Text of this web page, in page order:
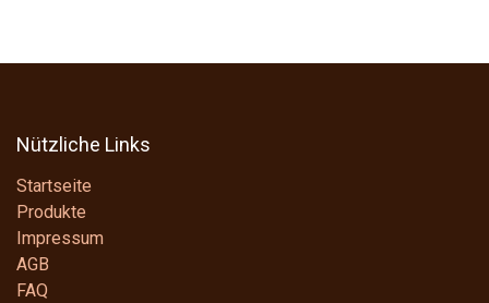
Nützliche Links
Startseite
Produkte
Impressum
AGB
FAQ